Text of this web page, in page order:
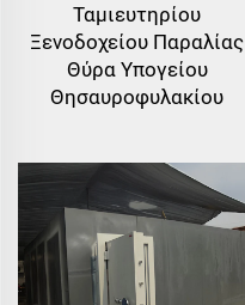
Ταμιευτηρίου
Ξενοδοχείου Παραλίας
Θύρα Υπογείου
Θησαυροφυλακίου